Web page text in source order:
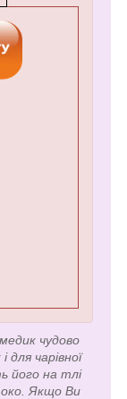
чудово
для чарівної
його на тлі
око. Якщо Ви